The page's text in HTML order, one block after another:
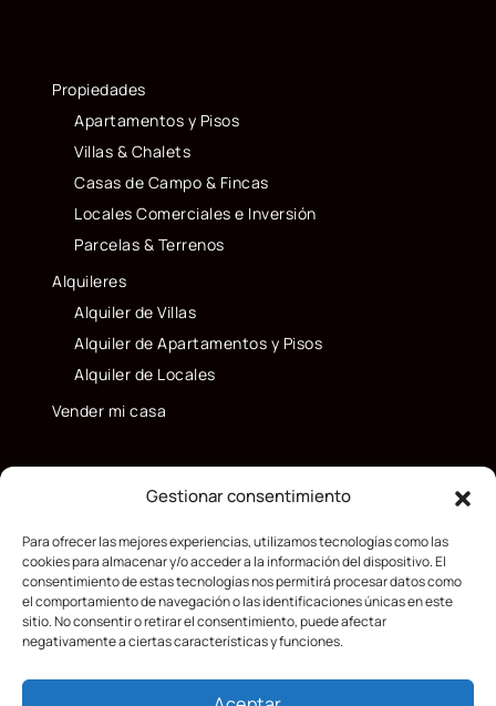
Gestionar consentimiento
Para ofrecer las mejores experiencias, utilizamos tecnologías como las
cookies para almacenar y/o acceder a la información del dispositivo. El
consentimiento de estas tecnologías nos permitirá procesar datos como
el comportamiento de navegación o las identificaciones únicas en este
sitio. No consentir o retirar el consentimiento, puede afectar
negativamente a ciertas características y funciones.
Propiedades
Apartamentos y Pisos
Villas & Chalets
Casas de Campo & Fincas
Locales Comerciales e Inversión
Parcelas & Terrenos
Alquileres
Alquiler de Villas
Alquiler de Apartamentos y Pisos
Alquiler de Locales
Vender mi casa